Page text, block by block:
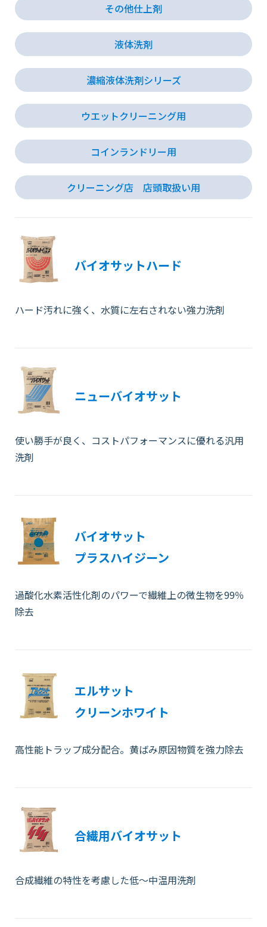
その他仕上剤
液体洗剤
濃縮液体洗剤シリーズ
ウエットクリーニング用
コインランドリー用
クリーニング店 店頭取扱い用
バイオサットハード
ハード汚れに強く、水質に左右されない強力洗剤
ニューバイオサット
使い勝手が良く、コストパフォーマンスに優れる汎用
洗剤
バイオサット
プラスハイジーン
過酸化水素活性化剤のパワーで繊維上の微生物を99％
除去
エルサット
クリーンホワイト
高性能トラップ成分配合。黄ばみ原因物質を強力除去
合繊用バイオサット
合成繊維の特性を考慮した低～中温用洗剤